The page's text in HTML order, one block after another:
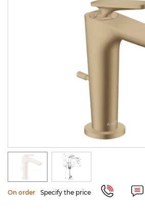
On order Specify the price